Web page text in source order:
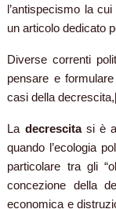
l’antispecismo la
un articolo dedicato
Diverse correnti
pensare e
casi della
La decrescitasi è
quando l’ecologia
particolare tra gli
concezione della
economica e